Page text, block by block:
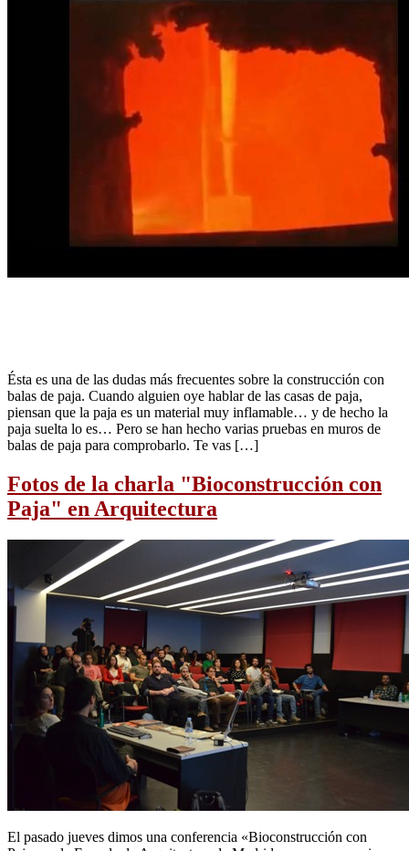
Ésta es una de las dudas más frecuentes sobre la construcción con
balas de paja. Cuando alguien oye hablar de las casas de paja,
piensan que la paja es un material muy inflamable… y de hecho la
paja suelta lo es… Pero se han hecho varias pruebas en muros de
balas de paja para comprobarlo. Te vas […]
Fotos de la charla "Bioconstrucción con
Paja" en Arquitectura
El pasado jueves dimos una conferencia «Bioconstrucción con